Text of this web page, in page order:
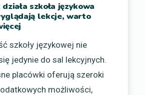
szkoła językowa
lekcje, warto
szkoły językowej nie
jedynie do sal lekcyjnych.
placówki oferują szeroki
możliwości,